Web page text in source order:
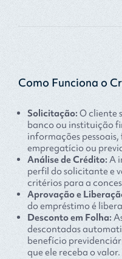
Como Funciona o
Solicitação: O cliente
banco ou instituição
informações
empregatício ou
Análise de Crédito: A
perfil do solicitante e
critérios para a
Aprovação e
do empréstimo é
Desconto em Folha:
descontadas
benefício
que ele receba o valor.